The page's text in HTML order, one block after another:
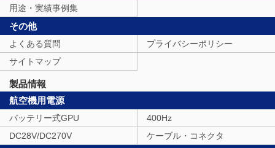
用途・実績事例集
その他
よくある質問
プライバシーポリシー
サイトマップ
製品情報
航空機用電源
バッテリー式GPU
400Hz
DC28V/DC270V
ケーブル・コネクタ